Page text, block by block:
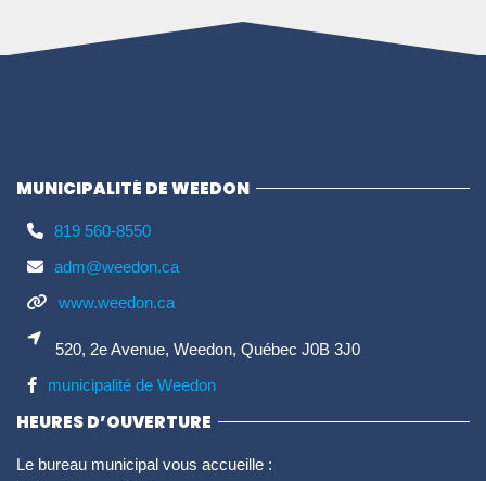
MUNICIPALITÉ DE WEEDON
819 560-8550
adm@weedon.ca
www.weedon.ca
520, 2e Avenue, Weedon, Québec J0B 3J0
municipalité de Weedon
HEURES D’OUVERTURE
Le bureau municipal vous accueille :